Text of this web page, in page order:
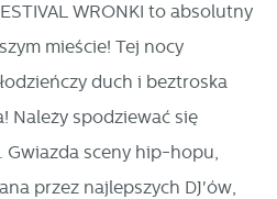
WRONKI to absolutny
mieście! Tej nocy
duch i beztroska
Należy spodziewać się
sceny hip-hopu,
przez najlepszych DJ'ów,
ich popularności wśród
informacje są przetwarzane w
cookies prezentujemy Ci
na stronach naszych
do prezentowania Ci naszych
analizy Twoich upodobań oraz